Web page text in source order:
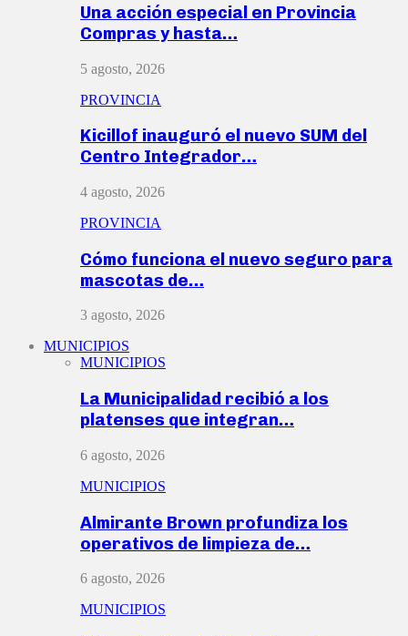
Una acción especial en Provincia
Compras y hasta…
5 agosto, 2026
PROVINCIA
Kicillof inauguró el nuevo SUM del
Centro Integrador…
4 agosto, 2026
PROVINCIA
Cómo funciona el nuevo seguro para
mascotas de…
3 agosto, 2026
MUNICIPIOS
MUNICIPIOS
La Municipalidad recibió a los
platenses que integran…
6 agosto, 2026
MUNICIPIOS
Almirante Brown profundiza los
operativos de limpieza de…
6 agosto, 2026
MUNICIPIOS